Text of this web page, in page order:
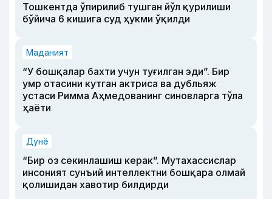
Тошкентда ўпирилиб тушган йўл қурилиши
бўйича 6 кишига суд ҳукми ўқилди
Маданият
“У бошқалар бахти учун туғилган эди”. Бир
умр отасини кутган актриса ва дубльяж
устаси Римма Аҳмедованинг синовларга тўла
ҳаёти
Дунё
“Бир оз секинлашиш керак”. Мутахассислар
инсоният сунъий интеллектни бошқара олмай
қолишидан хавотир билдирди